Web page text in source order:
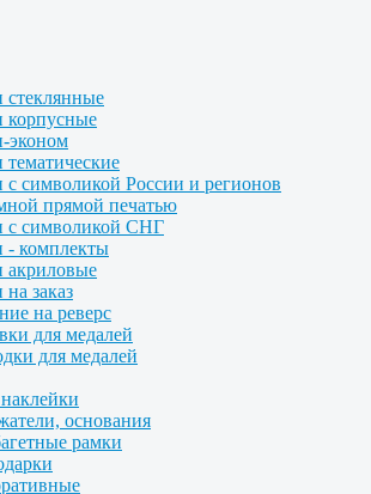
стеклянные
корпусные
эконом
символикой России и регионов
прямой печатью
с символикой СНГ
- комплекты
акриловые
заказ
на реверс
для медалей
для медалей
основания
рамки